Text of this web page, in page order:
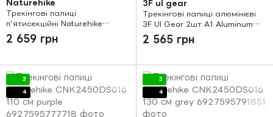
Naturehike
Трекінгові палиці
п'ятисекційні Naturehike
CNK2450DS013 Gale Pro, 115-
135 см, 2 шт, чорні
2 659 грн
3F ul gear
Трекінгові палиці алюмінієві
3F Ul Gear 2шт A1 Aluminum
black
2 565 грн
3
4
3
4